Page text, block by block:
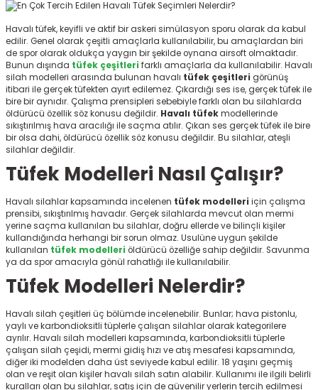
Mermisi
Havalı tüfek,keyifli ve aktif bir askeri simülasyon sporu olarak da kabul
edilir. Genel olarak çeşitli amaçlarla kullanılabilir, bu amaçlardan biri
de spor olarak oldukça yaygın bir şekilde oynana airsoft olmaktadır.
Bunun dışında tüfek çeşitleri farklı amaçlarla da kullanılabilir. Havalı
silah modelleri arasında bulunan havalı tüfek çeşitleri görünüş
itibari ile gerçek tüfekten ayırt edilemez. Çıkardığı ses ise, gerçek tüfek ile
bire bir aynıdır. Çalışma prensipleri sebebiyle farklı olan bu silahlarda
öldürücü özellik söz konusu değildir. Havalı tüfekmodellerinde
sıkıştırılmış hava aracılığı ile saçma atılır. Çıkan ses gerçek tüfek ile bire
bir olsa dahi, öldürücü özellik söz konusu değildir. Bu silahlar, ateşli
silahlar değildir.
Tüfek Modelleri Nasıl Çalışır?
Havalı silahlar kapsamında incelenen tüfek modelleri için çalışma
prensibi, sıkıştırılmış havadır. Gerçek silahlarda mevcut olan mermi
yerine saçma kullanılan bu silahlar, doğru ellerde ve bilinçli kişiler
kullandığında herhangi bir sorun olmaz. Usulüne uygun şekilde
kullanılan tüfek modelleri öldürücü özelliğe sahip değildir. Savunma
ya da spor amacıyla gönül rahatlığı ile kullanılabilir.
Tüfek Modelleri Nelerdir?
Havalı silah çeşitleri üç bölümde incelenebilir. Bunlar; hava pistonlu,
yaylı ve karbondioksitli tüplerle çalışan silahlar olarak kategorilere
ayrılır. Havalı silah modelleri kapsamında, karbondioksitli tüplerle
çalışan silah çeşidi, mermi gidiş hızı ve atış mesafesi kapsamında,
diğer iki modelden daha üst seviyede kabul edilir. 18 yaşını geçmiş
olan ve reşit olan kişiler havalı silah satın alabilir. Kullanımı ile ilgili belirli
kuralları olan bu silahlar, satış için de güvenilir yerlerin tercih edilmesi